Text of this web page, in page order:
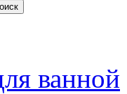
ванной